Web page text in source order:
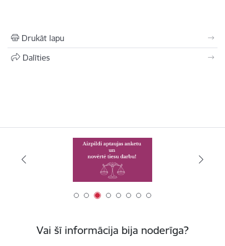
Drukāt lapu
Dalīties
Vai šī informācija bija noderīga?